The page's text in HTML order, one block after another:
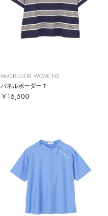
McGREGOR WOMENS
パネルボーダーＴ
￥16,500